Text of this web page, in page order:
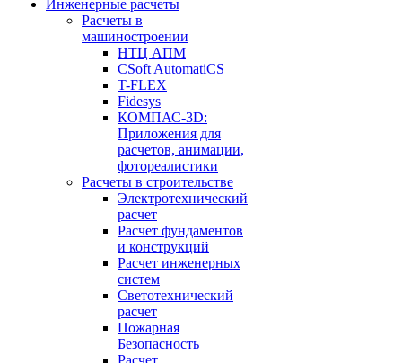
Инженерные расчеты
Расчеты в
машиностроении
НТЦ АПМ
CSoft AutomatiCS
T-FLEX
Fidesys
КОМПАС-3D:
Приложения для
расчетов, анимации,
фотореалистики
Расчеты в строительстве
Электротехнический
расчет
Расчет фундаментов
и конструкций
Расчет инженерных
систем
Светотехнический
расчет
Пожарная
Безопасность
Расчет